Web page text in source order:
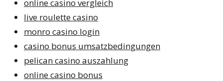
online casino vergleich
live roulette casino
monro casino login
casino bonus umsatzbedingungen
pelican casino auszahlung
online casino bonus